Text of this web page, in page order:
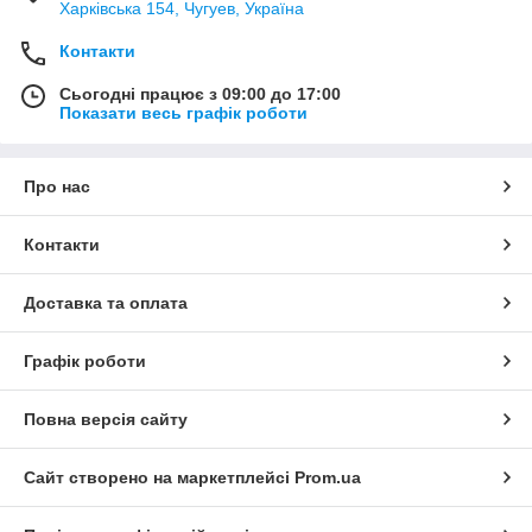
Харківська 154, Чугуев, Україна
Контакти
Сьогодні працює з 09:00 до 17:00
Показати весь графік роботи
Про нас
Контакти
Доставка та оплата
Графік роботи
Повна версія сайту
Сайт створено на маркетплейсі Prom.ua